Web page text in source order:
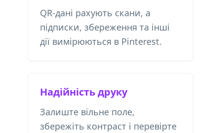
QR-дані рахують скани, а
підписки, збереження та інші
дії вимірюються в Pinterest.
Надійність друку
Залиште вільне поле,
збережіть контраст і перевірте